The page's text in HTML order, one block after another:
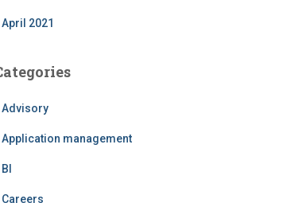
April 2021
Advisory
Application management
BI
Careers